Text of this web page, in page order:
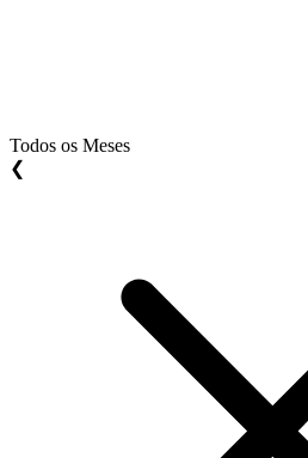
Todos os Meses
❮